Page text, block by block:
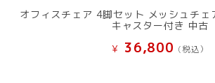
オフィスチェア 4脚セット メッシュチェ
キャスター付き 中古
¥ 36,800 (税込）